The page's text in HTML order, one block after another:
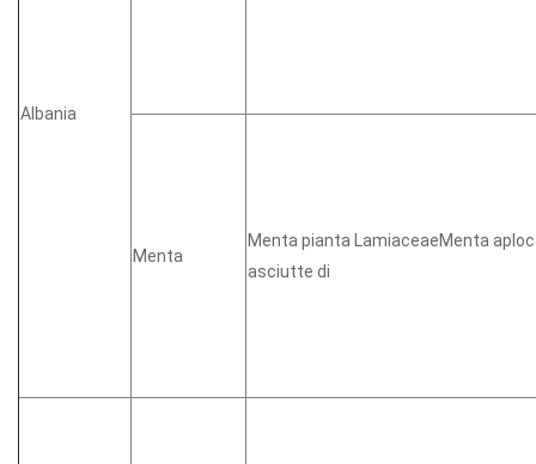
Albania
Menta
Menta pianta LamiaceaeMenta
asciutte di